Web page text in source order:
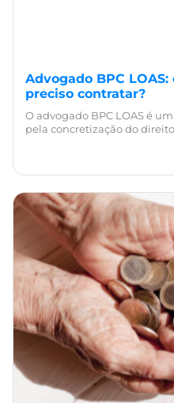
Advogado BPC
preciso contratar?
O advogado BPC LOAS é
pela concretização do